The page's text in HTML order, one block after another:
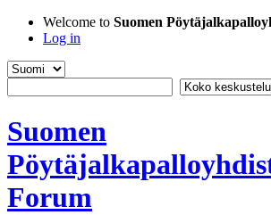
Welcome to Suomen
Log in
Suomen
Forum